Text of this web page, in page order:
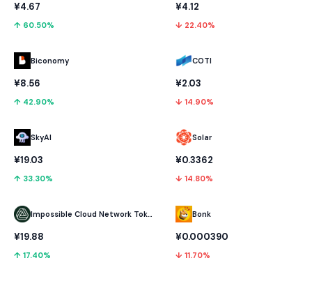
¥4.67
↑ 60.50%
Biconomy
¥8.56
↑ 42.90%
SkyAI
¥19.03
↑ 33.30%
Impossible Cloud Network Token
¥19.88
↑ 17.40%
¥4.12
↓ 22.40%
COTI
¥2.03
↓ 14.90%
Solar
¥0.3362
↓ 14.80%
Bonk
¥0.000390
↓ 11.70%